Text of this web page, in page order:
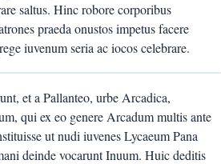
saltus. Hinc robore corporibus
praeda onustos impetus facere
iuvenum seria ac iocos celebrare.
et a Pallanteo, urbe Arcadica,
qui ex eo genere Arcadum multis ante
ut nudi iuvenes Lycaeum Pana
deinde vocarunt Inuum. Huic deditis